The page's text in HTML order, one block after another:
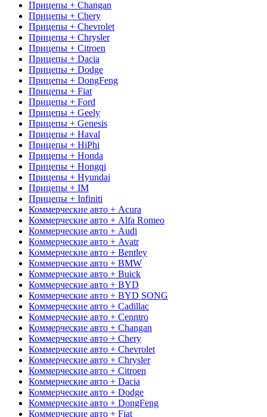
Прицепы + Changan
Прицепы + Chery
Прицепы + Chevrolet
Прицепы + Chrysler
Прицепы + Citroen
Прицепы + Dacia
Прицепы + Dodge
Прицепы + DongFeng
Прицепы + Fiat
Прицепы + Ford
Прицепы + Geely
Прицепы + Genesis
Прицепы + Haval
Прицепы + HiPhi
Прицепы + Honda
Прицепы + Hongqi
Прицепы + Hyundai
Прицепы + IM
Прицепы + Infiniti
Коммерческие авто + Acura
Коммерческие авто + Alfa Romeo
Коммерческие авто + Audi
Коммерческие авто + Avatr
Коммерческие авто + Bentley
Коммерческие авто + BMW
Коммерческие авто + Buick
Коммерческие авто + BYD
Коммерческие авто + BYD SONG
Коммерческие авто + Cadillac
Коммерческие авто + Cenntro
Коммерческие авто + Changan
Коммерческие авто + Chery
Коммерческие авто + Chevrolet
Коммерческие авто + Chrysler
Коммерческие авто + Citroen
Коммерческие авто + Dacia
Коммерческие авто + Dodge
Коммерческие авто + DongFeng
Коммерческие авто + Fiat